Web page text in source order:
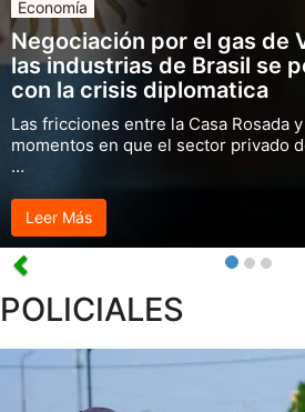
Economía
Negociación por el gas de
las industrias de Brasil se
con la crisis diplomatica
Las fricciones entre la Casa Rosada
momentos en que el sector privado
…
Leer Más
POLICIALES